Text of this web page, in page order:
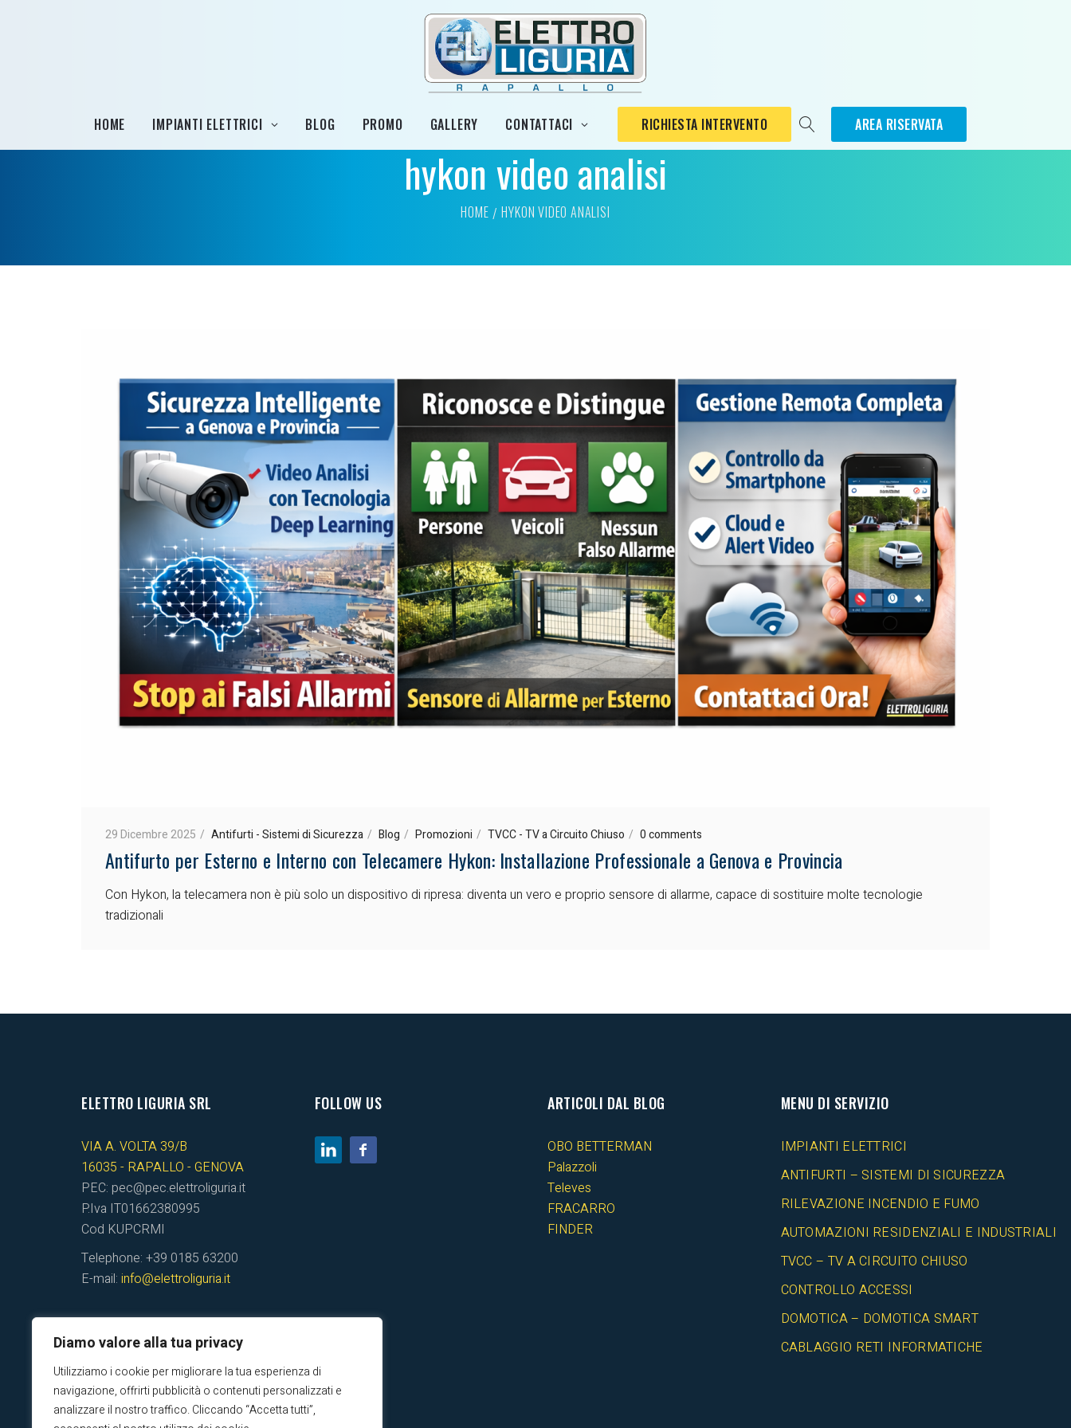
Diamo valore alla tua privacy
Utilizziamo i cookie per migliorare la tua esperienza di
navigazione, offrirti pubblicità o contenuti personalizzati e
analizzare il nostro traffico. Cliccando “Accetta tutti”,
HOME IMPIANTI ELETTRICI BLOG PROMO GALLERY CONTATTACI RICHIESTA INTERVENTO AREA RISERVATA
hykon video analisi
HOME HYKON VIDEO ANALISI
29 Dicembre 2025 Antifurti - Sistemi di Sicurezza Blog Promozioni TVCC - TV a Circuito Chiuso 0 comments
Antifurto per Esterno e Interno con Telecamere Hykon: Installazione Professionale a Genova e Provincia
Con Hykon, la telecamera non è più solo un dispositivo di ripresa: diventa un vero e proprio sensore di allarme, capace di sostituire molte tecnologie
tradizionali
ELETTRO LIGURIA SRL
VIA A. VOLTA 39/B
16035 - RAPALLO - GENOVA
PEC: pec@pec.elettroliguria.it
P.Iva IT01662380995
Cod KUPCRMI
Telephone: +39 0185 63200
E-mail: info@elettroliguria.it
FOLLOW US ARTICOLI DAL BLOG
OBO BETTERMAN
Palazzoli
Televes
FRACARRO
FINDER
MENU DI SERVIZIO
IMPIANTI ELETTRICI
ANTIFURTI – SISTEMI DI SICUREZZA
RILEVAZIONE INCENDIO E FUMO
AUTOMAZIONI RESIDENZIALI E INDUSTRIALI
TVCC – TV A CIRCUITO CHIUSO
CONTROLLO ACCESSI
DOMOTICA – DOMOTICA SMART
CABLAGGIO RETI INFORMATICHE